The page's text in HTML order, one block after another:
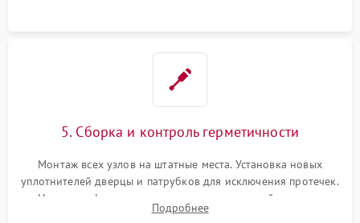
5. Сборка и контроль герметичности
Монтаж всех узлов на штатные места. Установка новых
уплотнителей дверцы и патрубков для исключения протечек.
Надежная фиксация хомутов гидравлической системы,
сборка корпуса и установка датчика поплавка.
Подробнее